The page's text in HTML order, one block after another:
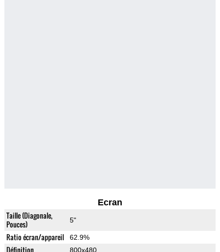
Ecran
Taille (Diagonale,
Pouces)
5"
Ratio écran/appareil 62.9%
Définition 800x480